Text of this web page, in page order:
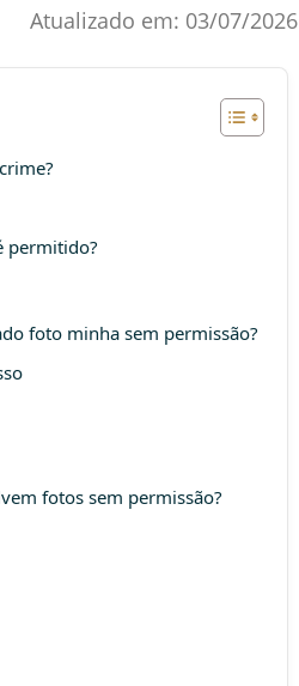
Atualizado em: 03/07/2026
permitido?
foto minha sem permissão?
fotos sem permissão?